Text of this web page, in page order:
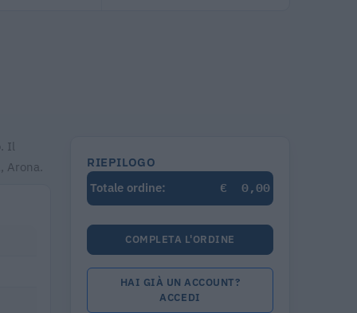
Il
RIEPILOGO
Totale ordine:
€ 0,00
COMPLETA L'ORDINE
HAI GIÀ UN ACCOUNT?
ACCEDI